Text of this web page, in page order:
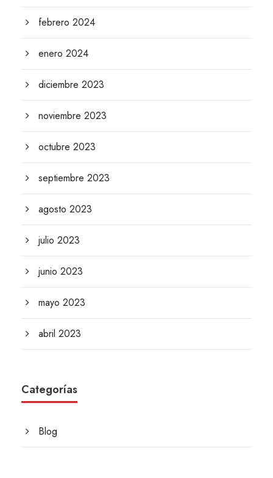
febrero 2024
enero 2024
diciembre 2023
noviembre 2023
octubre 2023
septiembre 2023
agosto 2023
julio 2023
junio 2023
mayo 2023
abril 2023
Categorías
Blog